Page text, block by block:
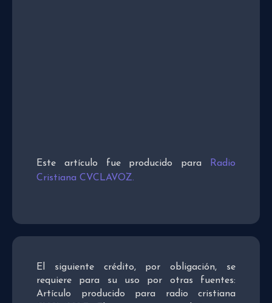
Este artículo fue producido para
Radio
Cristiana CVCLAVOZ.
El siguiente crédito, por obligación, se
requiere para su uso por otras fuentes:
Artículo producido para radio cristiana